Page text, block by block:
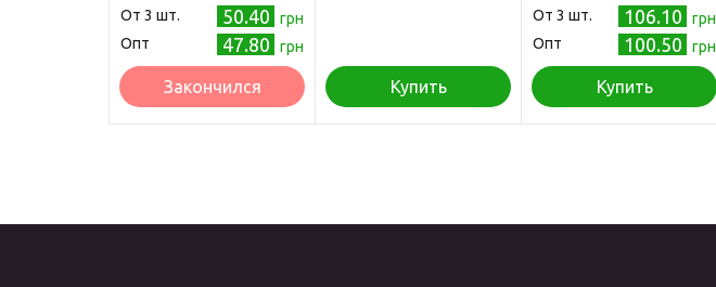
Oт 3 шт.
50.40
грн
Опт
47.80 грн
Закончился Купить
Oт 3 шт.
106.10
грн
Опт
100.50 грн
Купить